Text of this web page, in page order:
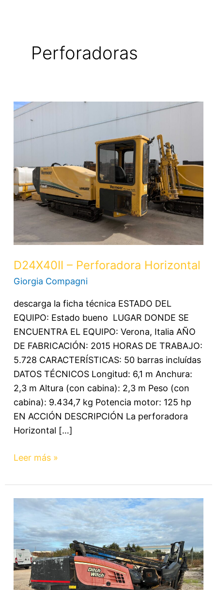
Perforadoras
D24X40II – Perforadora Horizontal
Giorgia Compagni
descarga la ficha técnica ESTADO DEL
EQUIPO: Estado bueno LUGAR DONDE SE
ENCUENTRA EL EQUIPO: Verona, Italia AÑO
DE FABRICACIÓN: 2015 HORAS DE TRABAJO:
5.728 CARACTERÍSTICAS: 50 barras incluídas
DATOS TÉCNICOS Longitud: 6,1 m Anchura:
2,3 m Altura (con cabina): 2,3 m Peso (con
cabina): 9.434,7 kg Potencia motor: 125 hp
EN ACCIÓN DESCRIPCIÓN La perforadora
Horizontal […]
D24X40II
Perforadora
Leer más »
JT3020AT
–
Ditch
Witch